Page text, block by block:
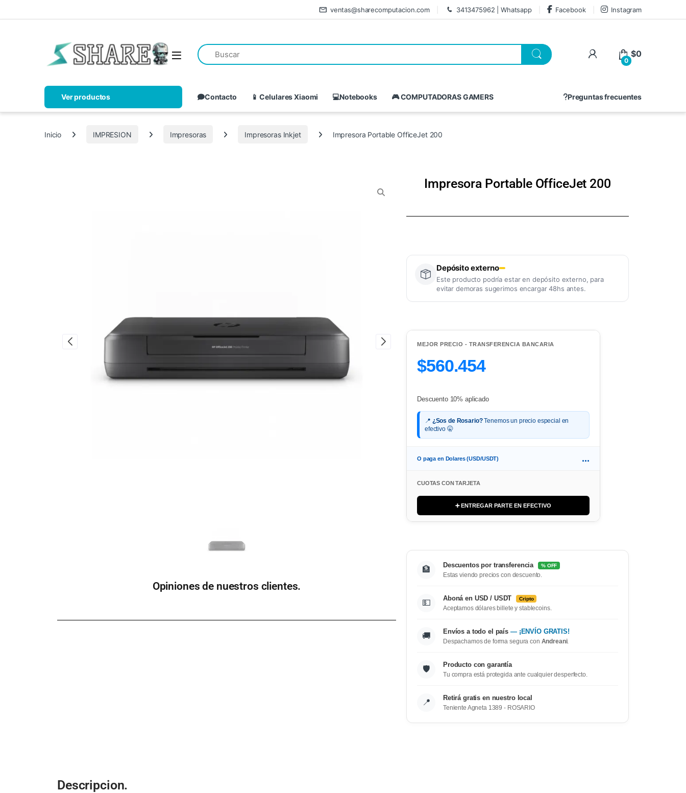
ventas@sharecomputacion.com 3413475962 | Whatsapp Facebook Instagram
0
$0
Ver productos Contacto Preguntas frecuentes
📱 Celulares Xiaomi 💻Notebooks 🎮 COMPUTADORAS GAMERS
Inicio IMPRESION Impresoras Impresoras Inkjet Impresora Portable OfficeJet 200
Opiniones de nuestros clientes.
Impresora Portable OfficeJet 200
Depósito externo
Este producto podría estar en depósito externo, para
evitar demoras sugerimos encargar 48hs antes.
MEJOR PRECIO - TRANSFERENCIA BANCARIA
$560.454
Descuento 10% aplicado
📍 ¿Sos de Rosario?Tenemos un precio especial en
efectivo 🤫
O paga en Dolares (USD/USDT) ...
CUOTAS CON TARJETA
➕ ENTREGAR PARTE EN EFECTIVO
🏦 Descuentos por transferencia % OFF
Estas viendo precios con descuento.
💵 Aboná en USD / USDT Cripto
Aceptamos dólares billete y stablecoins.
🚚 Envíos a todo el país — ¡ENVÍO GRATIS!
Despachamos de forma segura con Andreani.
🛡️ Producto con garantía
Tu compra está protegida ante cualquier desperfecto.
📍 Retirá gratis en nuestro local
Teniente Agneta 1389 - ROSARIO
Descripcion.